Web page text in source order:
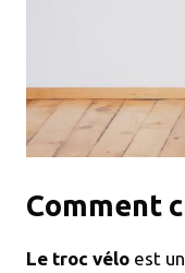
Comment
Le troc vélo est